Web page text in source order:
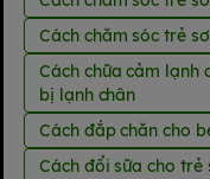
Cách chăm sóc trẻ
Cách chữa cảm lạnh
bị lạnh chân
Cách đắp chăn cho
Cách đổi sữa cho trẻ